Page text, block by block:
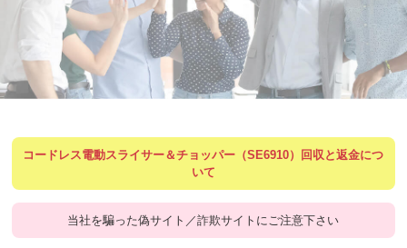
コードレス電動スライサー＆チョッパー（SE6910）回収と返金につ
いて
当社を騙った偽サイト／詐欺サイトにご注意下さい